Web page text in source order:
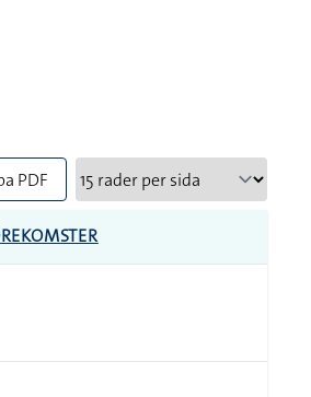
PDF